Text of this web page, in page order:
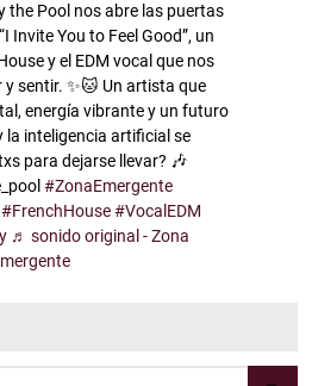
the Pool nos abre las puertas
Invite You to Feel Good”, un
y el EDM vocal que nos
sentir. ✨🐱 Un artista que
energía vibrante y un futuro
la inteligencia artificial se
para dejarse llevar? 🎶
#ZonaEmergente
#FrenchHouse #VocalEDM
♬ sonido original - Zona